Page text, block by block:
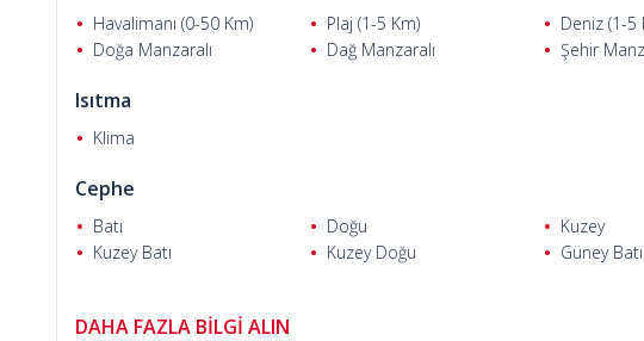
Havalimanı (0-50 Km) Plaj (1-5 Km) Deniz (1-5
Doğa Manzaralı
Dağ Manzaralı Şehir
Isıtma
Klima
Cephe
Batı Doğu Kuzey
Kuzey Batı
Kuzey Doğu Güney Batı
DAHA FAZLA BİLGİ ALIN